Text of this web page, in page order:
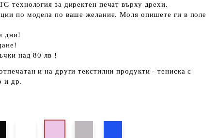
технология за директен печат върху дрехи.
по модела по ваше желание. Моля опишете ги в поле
дни!
над 80 лв !
и на други текстилни продукти - тениска с
и др.